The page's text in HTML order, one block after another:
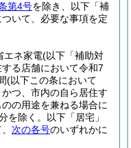
第4号を除き、以下「補
いて、必要な事項を定
エネ家電(以下「補助対
る店舗において令和7
(以下この条において
つ、市内の自ら居住す
の用途を兼ねる場合に
を除く。以下「居宅」
次の各号のいずれかに